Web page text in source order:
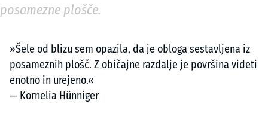
posamezne plošče.
»Šele od blizu sem opazila, da je obloga sestavljena iz
posameznih plošč. Z običajne razdalje je površina videti
enotno in urejeno.«
— Kornelia Hünniger